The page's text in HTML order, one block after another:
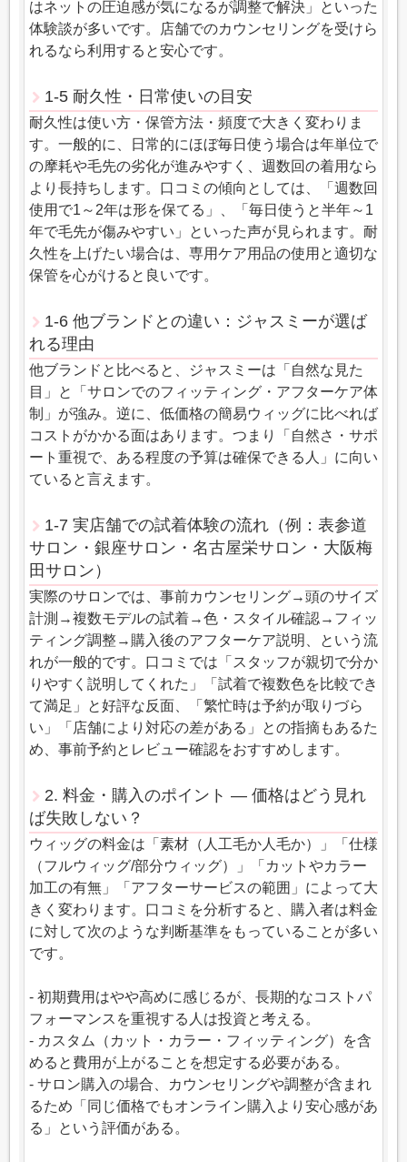
はネットの圧迫感が気になるが調整で解決」といった
体験談が多いです。店舗でのカウンセリングを受けら
れるなら利用すると安心です。
1-5 耐久性・日常使いの目安
耐久性は使い方・保管方法・頻度で大きく変わりま
す。一般的に、日常的にほぼ毎日使う場合は年単位で
の摩耗や毛先の劣化が進みやすく、週数回の着用なら
より長持ちします。口コミの傾向としては、「週数回
使用で1～2年は形を保てる」、「毎日使うと半年～1
年で毛先が傷みやすい」といった声が見られます。耐
久性を上げたい場合は、専用ケア用品の使用と適切な
保管を心がけると良いです。
1-6 他ブランドとの違い：ジャスミーが選ば
れる理由
他ブランドと比べると、ジャスミーは「自然な見た
目」と「サロンでのフィッティング・アフターケア体
制」が強み。逆に、低価格の簡易ウィッグに比べれば
コストがかかる面はあります。つまり「自然さ・サポ
ート重視で、ある程度の予算は確保できる人」に向い
ていると言えます。
1-7 実店舗での試着体験の流れ（例：表参道
サロン・銀座サロン・名古屋栄サロン・大阪梅
田サロン）
実際のサロンでは、事前カウンセリング→頭のサイズ
計測→複数モデルの試着→色・スタイル確認→フィッ
ティング調整→購入後のアフターケア説明、という流
れが一般的です。口コミでは「スタッフが親切で分か
りやすく説明してくれた」「試着で複数色を比較でき
て満足」と好評な反面、「繁忙時は予約が取りづら
い」「店舗により対応の差がある」との指摘もあるた
め、事前予約とレビュー確認をおすすめします。
2. 料金・購入のポイント — 価格はどう見れ
ば失敗しない？
ウィッグの料金は「素材（人工毛か人毛か）」「仕様
（フルウィッグ/部分ウィッグ）」「カットやカラー
加工の有無」「アフターサービスの範囲」によって大
きく変わります。口コミを分析すると、購入者は料金
に対して次のような判断基準をもっていることが多い
です。
- 初期費用はやや高めに感じるが、長期的なコストパ
フォーマンスを重視する人は投資と考える。
- カスタム（カット・カラー・フィッティング）を含
めると費用が上がることを想定する必要がある。
- サロン購入の場合、カウンセリングや調整が含まれ
るため「同じ価格でもオンライン購入より安心感があ
る」という評価がある。